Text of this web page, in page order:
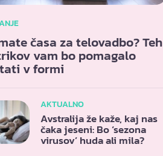
časa za telovadbo? Teh
vam bo pomagalo
v formi
AKTUALNO
Avstralija že kaže, kaj nas
čaka jeseni: Bo ‘sezona
virusov’ huda ali mila?